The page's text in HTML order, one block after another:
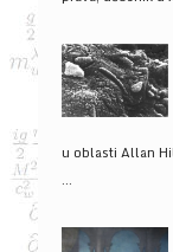
u oblasti Allan
...